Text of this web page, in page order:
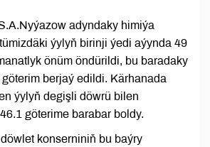
adyndaky himiýa
ýylyň birinji ýedi aýynda 49
önüm öndürildi, bu baradaky
berjaý edildi. Kärhanada
ýylyň degişli döwrü bilen
göterime barabar boldy.
döwlet konserniniň bu baýry